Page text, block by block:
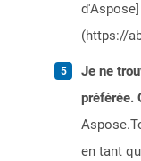
d'Aspose]
(https://
Je ne
préférée.
en tant